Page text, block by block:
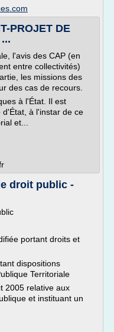
PROJET DE
l'avis des CAP (en
entre collectivités)
les missions des
des cas de recours.
à l'État. Il est
à l'instar de ce
et...
droit public -
portant droits et
dispositions
Territoriale
2005 relative aux
et instituant un